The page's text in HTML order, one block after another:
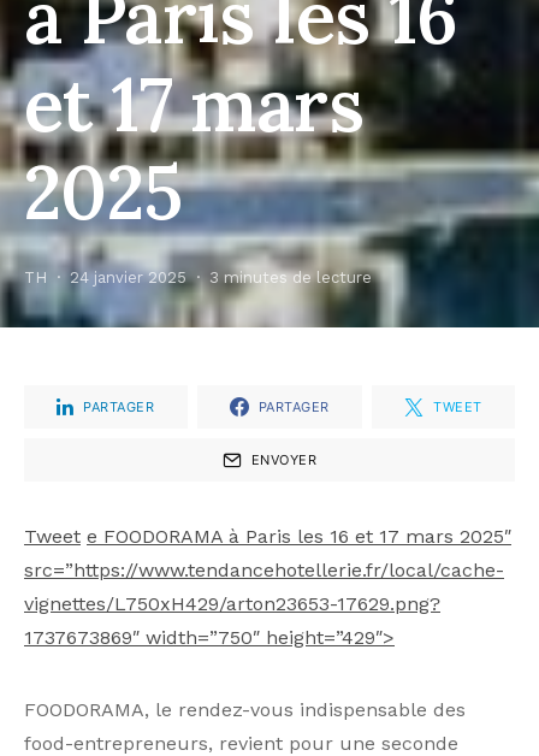
et 17 mars
2025
TH 24 janvier 2025 3 minutes de lecture
PARTAGER PARTAGER TWEET
ENVOYER
Tweet e FOODORAMA à Paris les 16 et 17 mars 2025″
src=”https://www.tendancehotellerie.fr/local/cache-
vignettes/L750xH429/arton23653-17629.png?
1737673869″ width=”750″ height=”429″>
FOODORAMA, le rendez-vous indispensable des
food-entrepreneurs, revient pour une seconde